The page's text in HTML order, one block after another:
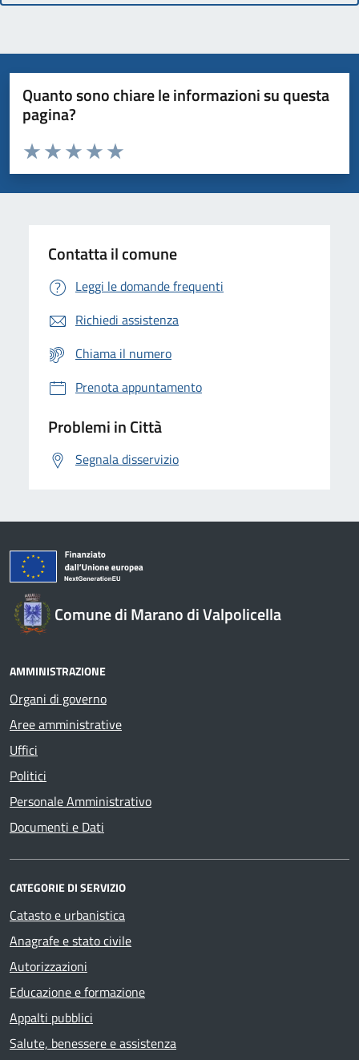
Quanto sono chiare le informazioni su questa
pagina?
Domanda
Valuta da 1 a 5 stelle la pagina
Valuta 5 stelle su 5
Valuta 4 stelle su 5
Valuta 3 stelle su 5
Valuta 2 stelle su 5
Valuta 1 stelle su 5
Contatta il comune
Leggi le domande frequenti
Richiedi assistenza
Chiama il numero
Prenota appuntamento
Problemi in Città
Segnala disservizio
Comune di Marano di Valpolicella
AMMINISTRAZIONE
Organi di governo
Aree amministrative
Uffici
Politici
Personale Amministrativo
Documenti e Dati
CATEGORIE DI SERVIZIO
Catasto e urbanistica
Anagrafe e stato civile
Autorizzazioni
Educazione e formazione
Appalti pubblici
Salute, benessere e assistenza